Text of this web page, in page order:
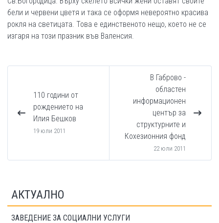
бели и червени цветя и така се оформя невероятно красива
рокля на светицата. Това е единственото нещо, което не се
изгаря на този празник във Валенсия.
110 години от
рождението на
Илия Бешков
19 юли 2011
В Габрово -
областен
информационен
център за
структурните и
Кохезионния фонд
22 юли 2011
АКТУАЛНО
ЗАВЕДЕНИЕ ЗА СОЦИАЛНИ УСЛУГИ